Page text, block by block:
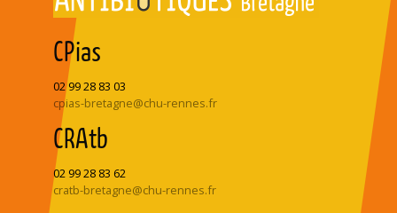
CPias
02 99 28 83 03
cpias-bretagne@chu-rennes.fr
CRAtb
02 99 28 83 62
cratb-bretagne@chu-rennes.fr